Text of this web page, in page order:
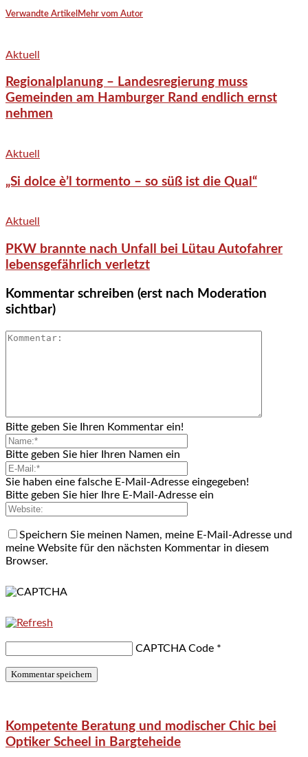
Verwandte Artikel Mehr vom Autor
Aktuell
Regionalplanung – Landesregierung muss
Gemeinden am Hamburger Rand endlich ernst
nehmen
Aktuell
„Si dolce è’l tormento – so süß ist die Qual“
Aktuell
PKW brannte nach Unfall bei Lütau Autofahrer
lebensgefährlich verletzt
Kommentar schreiben (erst nach Moderation
sichtbar)
Bitte geben Sie Ihren Kommentar ein!
Bitte geben Sie hier Ihren Namen ein
Sie haben eine falsche E-Mail-Adresse eingegeben!
Bitte geben Sie hier Ihre E-Mail-Adresse ein
Speichern Sie meinen Namen, meine E-Mail-Adresse und
meine Website für den nächsten Kommentar in diesem
Browser.
CAPTCHA Code *
Kompetente Beratung und modischer Chic bei
Optiker Scheel in Bargteheide